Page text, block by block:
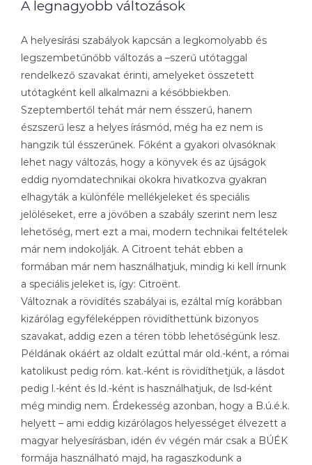
A legnagyobb változások
A helyesírási szabályok kapcsán a legkomolyabb és
legszembetűnőbb változás a –szerű utótaggal
rendelkező szavakat érinti, amelyeket összetett
utótagként kell alkalmazni a későbbiekben.
Szeptembertől tehát már nem ésszerű, hanem
észszerű lesz a helyes írásmód, még ha ez nem is
hangzik túl ésszerűnek. Főként a gyakori olvasóknak
lehet nagy változás, hogy a könyvek és az újságok
eddig nyomdatechnikai okokra hivatkozva gyakran
elhagyták a különféle mellékjeleket és speciális
jelöléseket, erre a jövőben a szabály szerint nem lesz
lehetőség, mert ezt a mai, modern technikai feltételek
már nem indokolják. A Citroent tehát ebben a
formában már nem használhatjuk, mindig ki kell írnunk
a speciális jeleket is, így: Citroënt.
Változnak a rövidítés szabályai is, ezáltal míg korábban
kizárólag egyféleképpen rövidíthettünk bizonyos
szavakat, addig ezen a téren több lehetőségünk lesz.
Példának okáért az oldalt ezúttal már old.-ként, a római
katolikust pedig róm. kat.-ként is rövidíthetjük, a lásdot
pedig l.-ként és ld.-ként is használhatjuk, de lsd-ként
még mindig nem. Érdekesség azonban, hogy a B.ú.é.k.
helyett – ami eddig kizárólagos helyességet élvezett a
magyar helyesírásban, idén év végén már csak a BÚÉK
formája használható majd, ha ragaszkodunk a